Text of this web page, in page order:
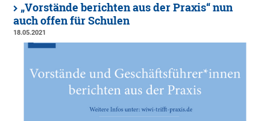
„Vorstände berichten aus der Praxis“ nun
auch offen für Schulen
18.05.2021